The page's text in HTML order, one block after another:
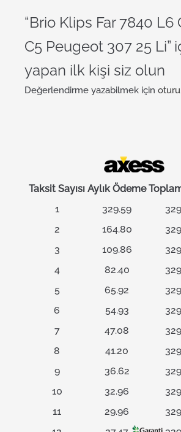
“Brio Klips Far 7840 L6
C5 Peugeot 307 25 Li”
yapan ilk kişi siz olun
Değerlendirme yazabilmek için
Taksit Sayısı Aylık Ödeme
1
329.59
2
164.80
3
109.86
4
82.40
5
65.92
6
54.93
7
47.08
8
41.20
9
36.62
10
32.96
11
29.96